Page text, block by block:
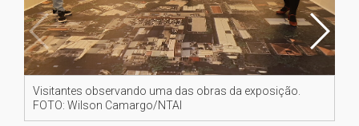
Visitantes observando uma das obras da exposição.
FOTO: Wilson Camargo/NTAI